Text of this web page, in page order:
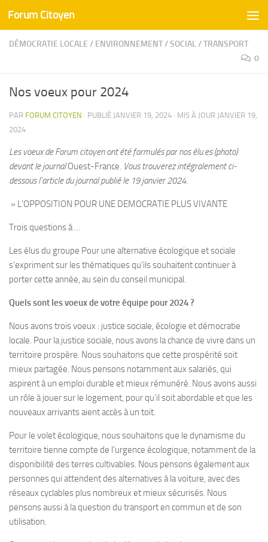
Skip to content
Forum Citoyen
DÉMOCRATIE LOCALE / ENVIRONNEMENT/SOCIAL/TRANSPORT
0
Nos voeux pour 2024
PAR FORUM CITOYEN · PUBLIÉ JANVIER 19, 2024 · MIS À JOUR JANVIER 19,
2024
Les voeux de Forum citoyen ont été formulés par nos élu.es (photo)
devant le journalOuest-France. Vous trouverez intégralement ci-
dessous l’article du journal publié le 19 janvier 2024.
» L’OPPOSITION POUR UNE DEMOCRATIE PLUS VIVANTE
Trois questions à …
Les élus du groupe Pour une alternative écologique et sociale
s’expriment sur les thématiques qu’ils souhaitent continuer à
porter cette année, au sein du conseil municipal.
Quels sont les voeux de votre équipe pour 2024 ?
Nous avons trois voeux : justice sociale, écologie et démocratie
locale. Pour la justice sociale, nous avons la chance de vivre dans un
territoire prospère. Nous souhaitons que cette prospérité soit
mieux partagée. Nous pensons notamment aux salariés, qui
aspirent à un emploi durable et mieux rémunéré. Nous avons aussi
un rôle à jouer sur le logement, pour qu’il soit abordable et que les
nouveaux arrivants aient accès à un toit.
Pour le volet écologique, nous souhaitons que le dynamisme du
territoire tienne compte de l’urgence écologique, notamment de la
disponibilité des terres cultivables. Nous pensons également aux
personnes qui attendent des alternatives à la voiture, avec des
réseaux cyclables plus nombreux et mieux sécurisés. Nous
pensons aussi à la question du transport en commun et de son
utilisation.